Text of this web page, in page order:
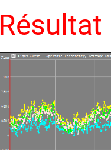
Résultat